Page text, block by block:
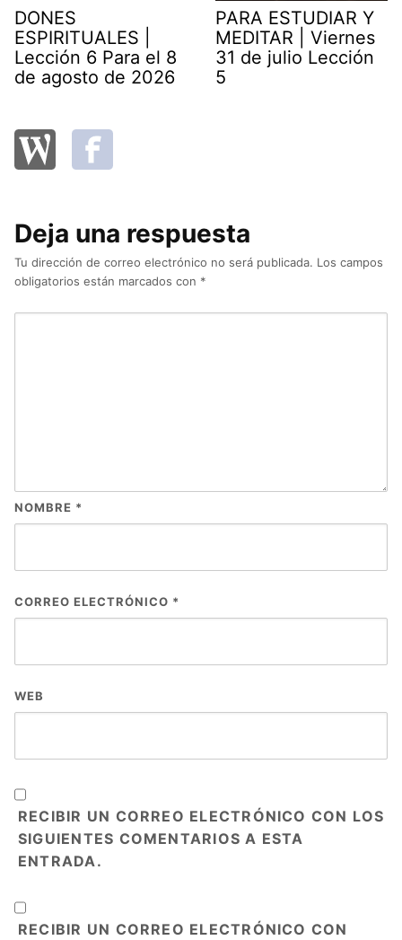
DONES
ESPIRITUALES |
Lección 6 Para el 8
de agosto de 2026
PARA ESTUDIAR Y
MEDITAR | Viernes
31 de julio Lección
5
Deja una respuesta
Tu dirección de correo electrónico no será publicada. Los campos
obligatorios están marcados con *
NOMBRE *
CORREO ELECTRÓNICO *
WEB
RECIBIR UN CORREO ELECTRÓNICO CON LOS
SIGUIENTES COMENTARIOS A ESTA
ENTRADA.
RECIBIR UN CORREO ELECTRÓNICO CON